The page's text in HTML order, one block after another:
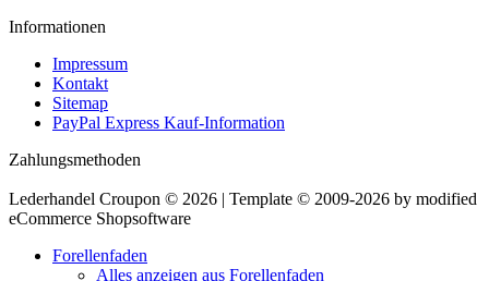
Informationen
Impressum
Kontakt
Sitemap
PayPal Express Kauf-Information
Zahlungsmethoden
Lederhandel Croupon © 2026 | Template © 2009-2026 by modified
eCommerce Shopsoftware
Forellenfaden
Alles anzeigen aus Forellenfaden